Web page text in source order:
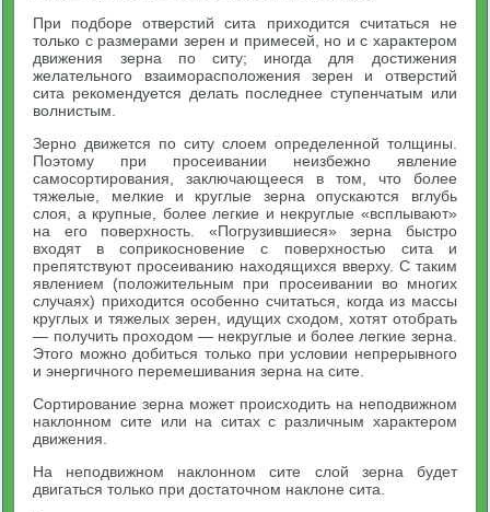
При подборе отверстий сита приходится считаться не
только с размерами зерен и примесей, но и с характером
движения зерна по ситу; иногда для достижения
желательного взаиморасположения зерен и отверстий
сита рекомендуется делать последнее ступенчатым или
волнистым.
Зерно движется по ситу слоем определенной толщины.
Поэтому при просеивании неизбежно явление
самосортирования, заключающееся в том, что более
тяжелые, мелкие и круглые зерна опускаются вглубь
слоя, а крупные, более легкие и некруглые «всплывают»
на его поверхность. «Погрузившиеся» зерна быстро
входят в соприкосновение с поверхностью сита и
препятствуют просеиванию находящихся вверху. С таким
явлением (положительным при просеивании во многих
случаях) приходится особенно считаться, когда из массы
круглых и тяжелых зерен, идущих сходом, хотят отобрать
— получить проходом — некруглые и более легкие зерна.
Этого можно добиться только при условии непрерывного
и энергичного перемешивания зерна на сите.
Сортирование зерна может происходить на неподвижном
наклонном сите или на ситах с различным характером
движения.
На неподвижном наклонном сите слой зерна будет
двигаться только при достаточном наклоне сита.